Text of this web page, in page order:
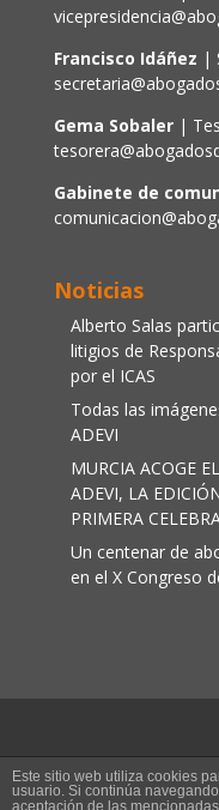
Francisco Idáñez |
Gema Sobaler|
Gabinete de
Noticias
Alberto Salas
litigios de
por el ICAS
Todas las
ADEVI
MURCIA ACOGE
ADEVI, LA
PRIMERA
Un centenar de
en el X Congreso
Aviso
Este sitio web utiliza cookies
usuario. Si continúa
aceptación de las